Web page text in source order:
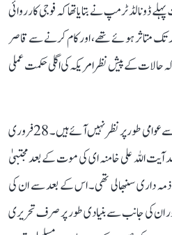
ٹرمپ نے بتایا تھا کہ فوجی کارروائی
خامنہ ای تقریباً 90 فیصد تک متاثر ہوئے تھے، اور کام کرنے سے قاصر
حالات کے پیش نظر امریکہ کی اگلی حکمت عملی
دراصل مجتبیٰ خامنہ ای طویل عرصے سے عوامی طور پر نظر نہیں آئے ہیں۔ 28 فروری
آیت اللہ علی خامنہ ای کی موت کے بعد مجتبیٰ
داری سنبھالی تھی۔ اس کے بعد سے ان کی
ان کی جانب سے بنیادی طور پر صرف تحریری